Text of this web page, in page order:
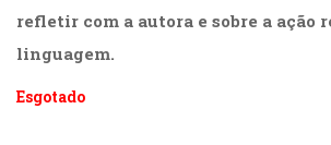
(54)
terapia
Jornalismo
refletir com a autora e sobre a ação
linguagem.
Esgotado